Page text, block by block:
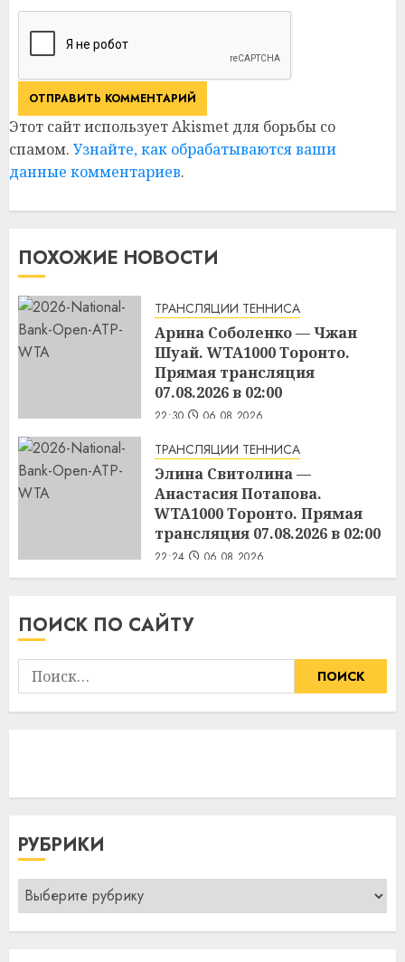
Этот сайт использует Akismet для борьбы со
спамом. Узнайте, как обрабатываются ваши
данные комментариев.
ПОХОЖИЕ НОВОСТИ
ТРАНСЛЯЦИИ ТЕННИСА
Арина Соболенко — Чжан
Шуай. WTA1000 Торонто.
Прямая трансляция
07.08.2026 в 02:00
22:30 06.08.2026
ТРАНСЛЯЦИИ ТЕННИСА
Элина Свитолина —
Анастасия Потапова.
WTA1000 Торонто. Прямая
трансляция 07.08.2026 в 02:00
22:24 06.08.2026
ПОИСК ПО САЙТУ
Найти:
РУБРИКИ
Рубрики